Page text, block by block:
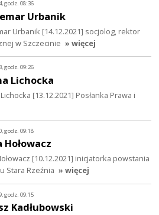
godz. 08:36
Urbanik
Urbanik [14.12.2021] socjolog, rektor
w Szczecinie » więcej
godz. 09:26
Lichocka
[13.12.2021] Posłanka Prawa i
godz. 09:18
Hołowacz
[10.12.2021] inicjatorka powstania
Stara Rzeźnia » więcej
godz. 09:15
Kadłubowski